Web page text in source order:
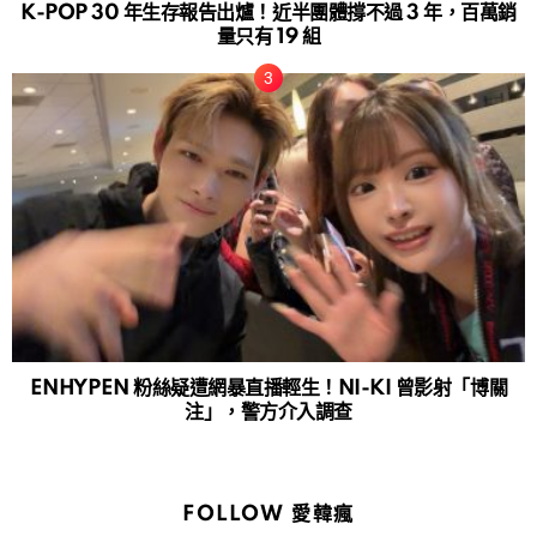
K-POP 30 年生存報告出爐！近半團體撐不過 3 年，百萬銷
量只有 19 組
ENHYPEN 粉絲疑遭網暴直播輕生！NI-KI 曾影射「博關
注」，警方介入調查
FOLLOW 愛韓瘋